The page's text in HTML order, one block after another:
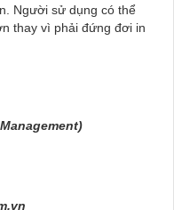
Người sử dụng có thể
thay vì phải đứng đơi in